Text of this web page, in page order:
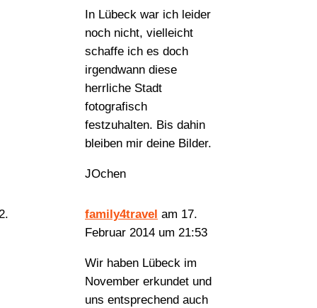
In Lübeck war ich leider
noch nicht, vielleicht
schaffe ich es doch
irgendwann diese
herrliche Stadt
fotografisch
festzuhalten. Bis dahin
bleiben mir deine Bilder.
JOchen
family4travel am 17.
Februar 2014 um 21:53
Wir haben Lübeck im
November erkundet und
uns entsprechend auch